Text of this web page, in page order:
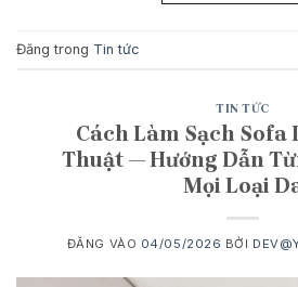
Đăng trong Tin tức
TIN TỨC
Cách Làm Sạch Sofa
Thuật — Hướng Dẫn
Mọi Loại
ĐĂNG VÀO 04/05/2026 BỞI